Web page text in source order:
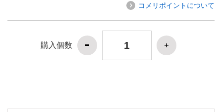
コメリポイントについて
購入個数